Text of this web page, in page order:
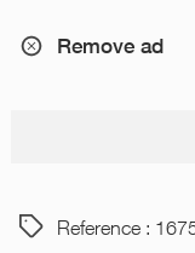
Remove ad
Reference :